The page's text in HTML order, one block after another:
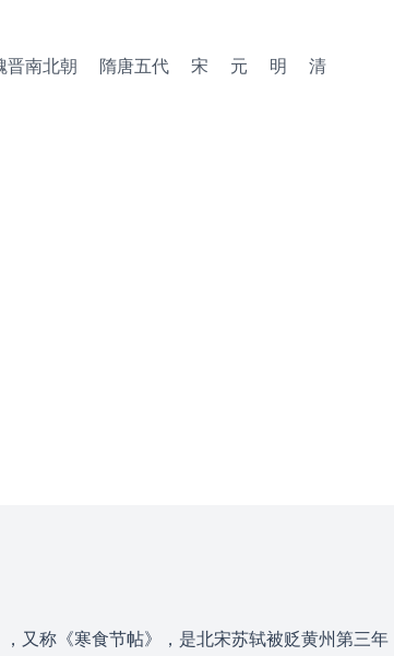
晋南北朝 隋唐五代 宋 元 明 清
又称《寒食节帖》，是北宋苏轼被贬黄州第三